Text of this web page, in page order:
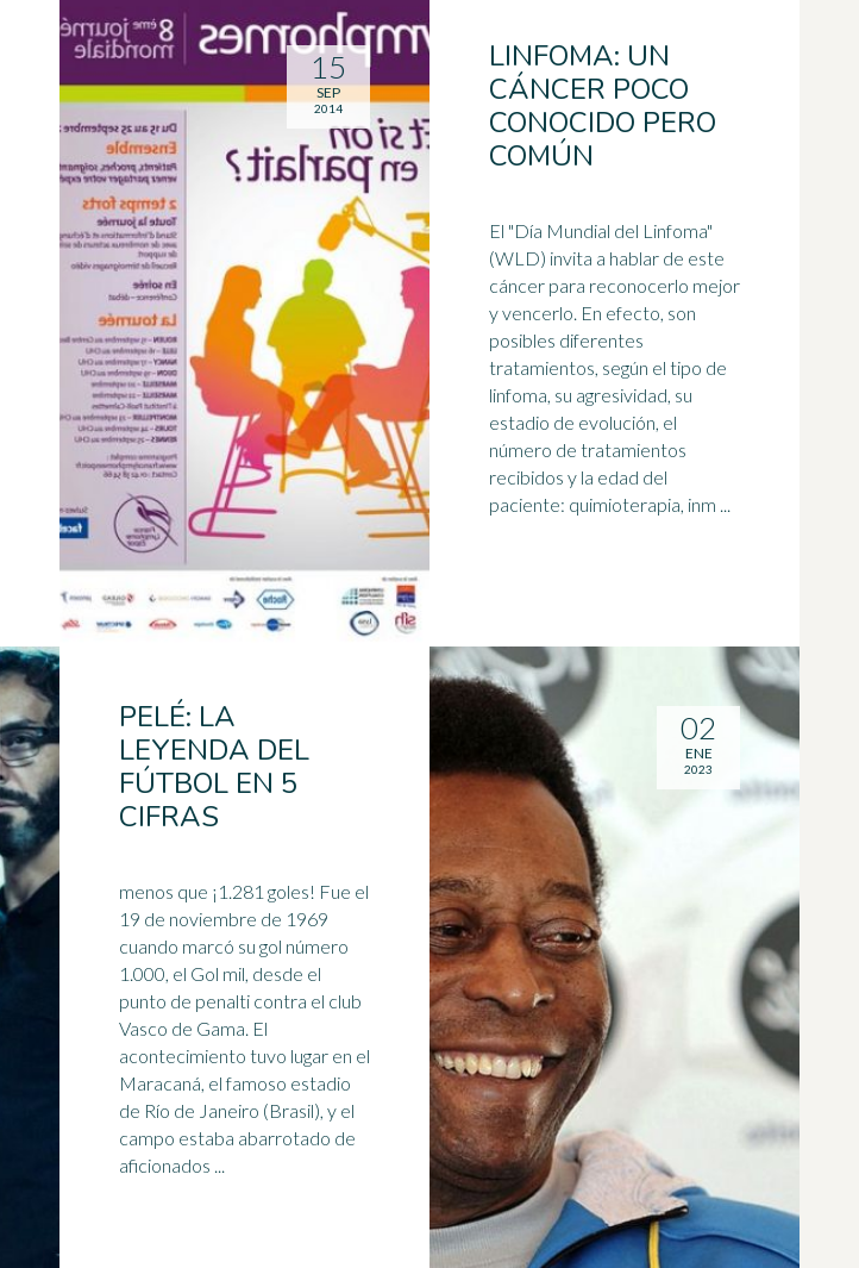
LINFOMA: UN
CÁNCER POCO
CONOCIDO PERO
COMÚN
El "Día Mundial del Linfoma"
(WLD) invita a hablar de este
cáncer para reconocerlo mejor
y vencerlo. En efecto, son
posibles diferentes
tratamientos, según el tipo de
linfoma, su agresividad, su
estadio de evolución, el
número de tratamientos
recibidos y la edad del
paciente: quimioterapia, inm ...
15
SEP
2014
PELÉ: LA
LEYENDA DEL
FÚTBOL EN 5
CIFRAS
menos que ¡1.281 goles! Fue el
19 de noviembre de 1969
cuando marcó su gol número
1.000, el Gol mil, desde el
punto de penalti contra el club
Vasco de Gama. El
acontecimiento tuvo lugar en el
Maracaná, el famoso estadio
de Río de Janeiro (Brasil), y el
campo estaba abarrotado de
aficionados ...
02
ENE
2023